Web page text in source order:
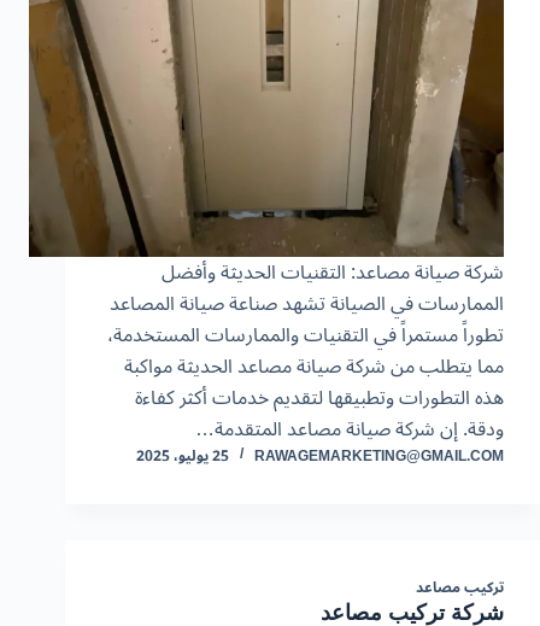
شركة صيانة مصاعد: التقنيات الحديثة وأفضل
الممارسات في الصيانة تشهد صناعة صيانة المصاعد
تطوراً مستمراً في التقنيات والممارسات المستخدمة،
مما يتطلب من شركة صيانة مصاعد الحديثة مواكبة
هذه التطورات وتطبيقها لتقديم خدمات أكثر كفاءة
ودقة. إن شركة صيانة مصاعد المتقدمة…
RAWAGEMARKETING@GMAIL.COM 25 يوليو، 2025
تركيب مصاعد
شركة تركيب مصاعد